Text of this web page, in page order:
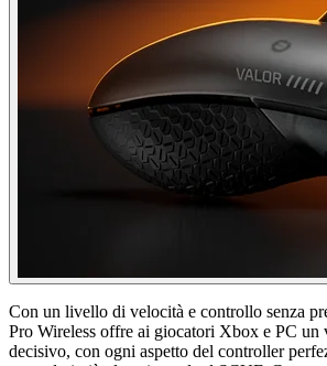
Con un livello di velocità e controllo senza
Pro Wireless offre ai giocatori Xbox e PC un
decisivo, con ogni aspetto del controller